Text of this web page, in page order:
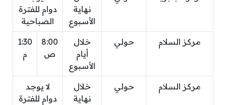
نهاية
الأسبوع
دوام للفترة
الصباحية
مركز السلام حولي
خلال
أيام
الأسبوع
8:00
ص
1:30
م
مركز السلام حولي
خلال
نهاية
لا يوجد
دوام للفترة